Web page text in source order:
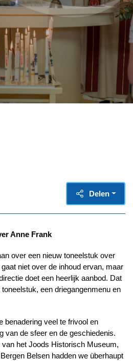
Delen
Anne Frank
over een nieuw toneelstuk over
niet over de inhoud ervan, maar
doet een heerlijk aanbod. Dat
een driegangenmenu en
benadering veel te frivool en
van de sfeer en de geschiedenis.
het Joods Historisch Museum,
Belsen hadden we überhaupt